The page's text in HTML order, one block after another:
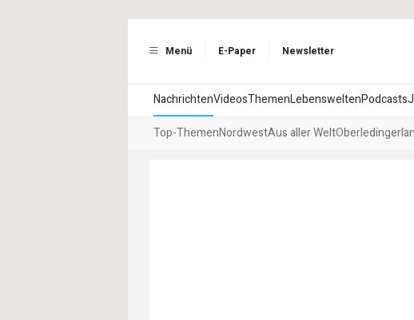
Menü E-Paper Newsletter
NachrichtenVideosThemenLebensweltenPodcasts
Top-ThemenNordwestAus aller Welt